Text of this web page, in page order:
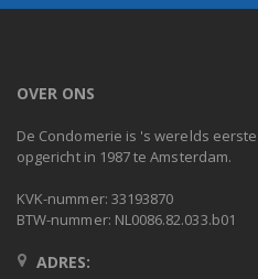
OVER ONS
De Condomerie is 's werelds
opgericht in 1987 te Amsterdam.
KVK-nummer: 33193870
BTW-nummer: NL0086.82.033.b01
ADRES: